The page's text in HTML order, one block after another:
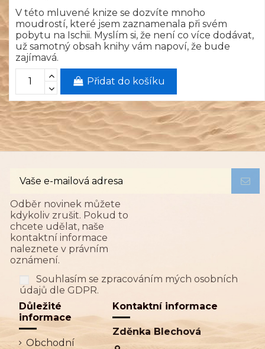
V této mluvené knize se dozvíte mnoho
moudrostí, které jsem zaznamenala při svém
pobytu na Ischii. Myslím si, že není co více dodávat,
už samotný obsah knihy vám napoví, že bude
zajímavá.
Přidat do košíku
Odběr novinek můžete
kdykoliv zrušit. Pokud to
chcete udělat, naše
kontaktní informace
naleznete v právním
oznámení.
Souhlasím se zpracováním mých osobních
údajů dle GDPR.
Důležité
informace
Obchodní
Kontaktní informace
Zděnka Blechová